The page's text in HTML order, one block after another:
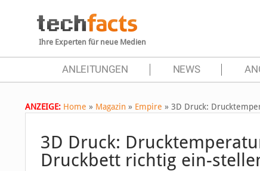
Ihre Experten für neue Medien
ANLEITUNGEN NEWS
ANZEIGE: Home » Magazin » Empire » 3D Druck:
3D Druck:
Druckbett richtig ein-